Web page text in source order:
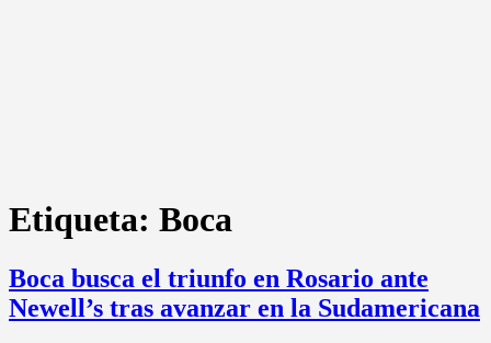
Etiqueta: Boca
Boca busca el triunfo en Rosario ante
Newell’s tras avanzar en la Sudamericana